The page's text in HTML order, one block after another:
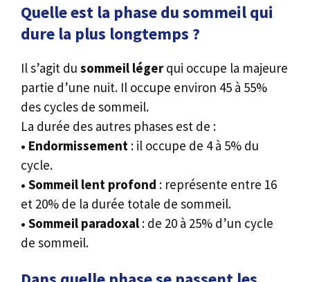
Quelle est la phase du sommeil qui
dure la plus longtemps ?
Il s’agit du sommeil légerqui occupe la majeure
partie d’une nuit. Il occupe environ 45 à 55%
des cycles de sommeil.
La durée des autres phases est de :
• Endormissement : il occupe de 4 à 5% du
cycle.
• Sommeil lent profond : représente entre 16
et 20% de la durée totale de sommeil.
• Sommeil paradoxal : de 20 à 25% d’un cycle
de sommeil.